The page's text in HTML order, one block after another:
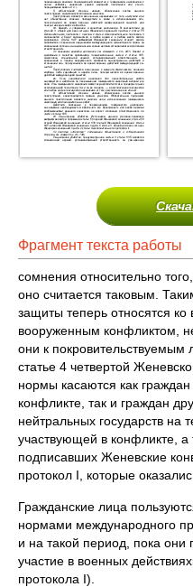
Фрагмент текста работы
сомнения относительно
оно считается таковым.
защиты теперь относятся
вооруженным конфликтом,
они к по­кровительствуемым
статье 4 четвертой
нормы касаются как
конфликте, так и граждан
нейтральных государств на
участвующей в конфликте, а
подписавших Женевские
протокол I, которые
Гражданские лица
нормами между­народного
и на такой период, пока
участие в военных
протокола I).